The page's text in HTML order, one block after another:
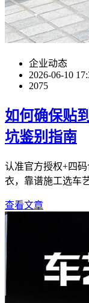
企业动态
2026-06-10
2075
如何确保贴
坑鉴别指南
认准官方授权+四
衣，靠谱施工选车
查看文章